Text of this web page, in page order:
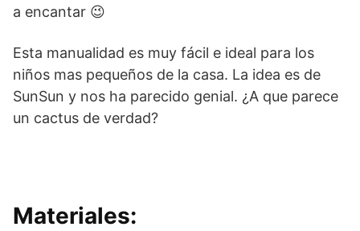
a encantar 😉
Esta manualidad es muy fácil e ideal para los
niños mas pequeños de la casa. La idea es de
SunSun y nos ha parecido genial. ¿A que parece
un cactus de verdad?
Materiales: